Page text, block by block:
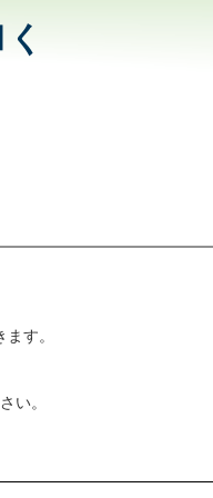
す。
い。